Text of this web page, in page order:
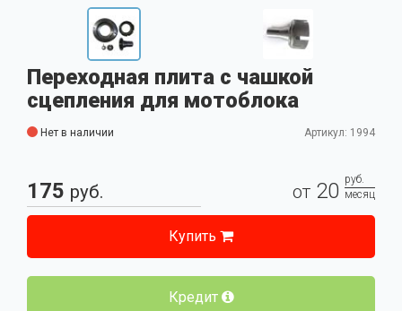
Переходная плита с чашкой
сцепления для мотоблока
Нет в наличии Артикул: 1994
175 руб. от 20 руб.
месяц
Купить
Кредит